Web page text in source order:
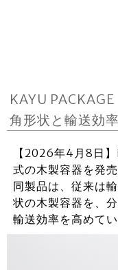
KAYU
角形状と輸送効
【2026年4月8日
式の木製容器を発売
同製品は、従来は
状の木製容器を、
輸送効率を高めてい